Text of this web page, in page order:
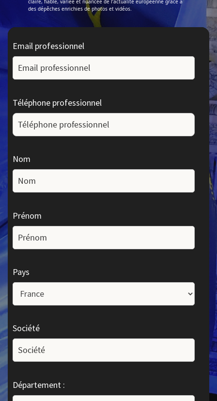
claire, fiable, variée et nuancée de l’actualité européenne grâce à
des dépêches enrichies de photos et vidéos.
Email professionnel
Téléphone professionnel
Nom
Prénom
Pays
Société
Département :